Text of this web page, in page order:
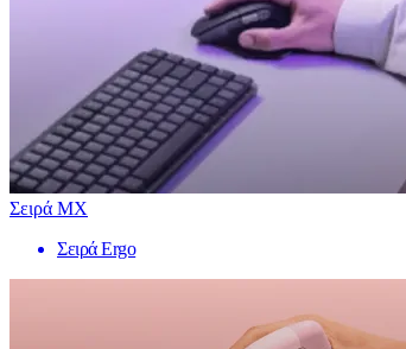
Σειρά MX
Σειρά Ergo